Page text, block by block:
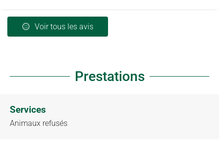
Voir tous les avis
Prestations
Services
Animaux refusés